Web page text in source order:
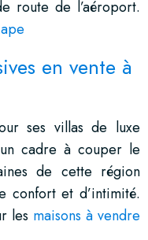
route de l’aéroport.
en vente à
ses villas de luxe
cadre à couper le
de cette région
confort et d’intimité.
les maisons à vendre